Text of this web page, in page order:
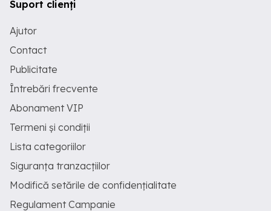
Suport clienți
Ajutor
Contact
Publicitate
Întrebări frecvente
Abonament VIP
Termeni și condiții
Lista categoriilor
Siguranța tranzacțiilor
Modifică setările de confidențialitate
Regulament Campanie